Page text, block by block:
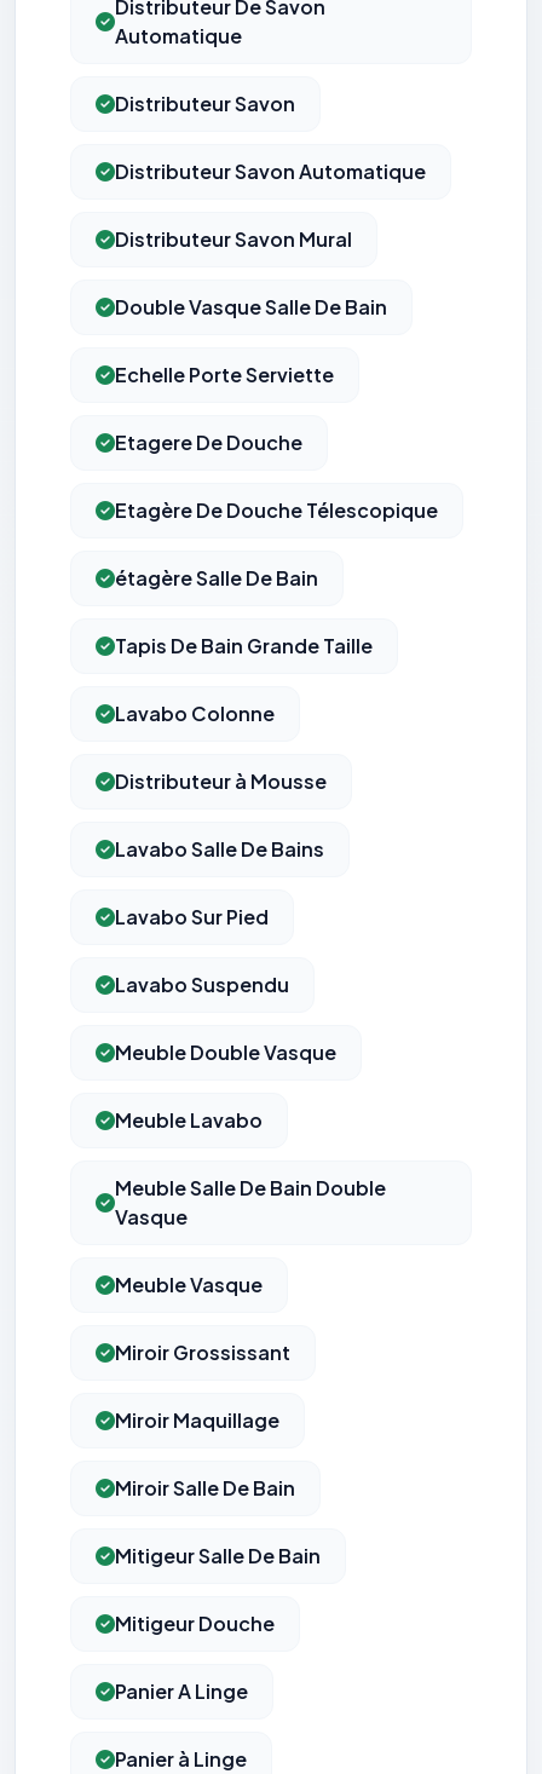
Distributeur De Savon
Automatique
Distributeur Savon
Distributeur Savon Automatique
Distributeur Savon Mural
Double Vasque Salle De Bain
Echelle Porte Serviette
Etagere De Douche
Etagère De Douche Télescopique
étagère Salle De Bain
Tapis De Bain Grande Taille
Lavabo Colonne
Distributeur à Mousse
Lavabo Salle De Bains
Lavabo Sur Pied
Lavabo Suspendu
Meuble Double Vasque
Meuble Lavabo
Meuble Salle De Bain Double
Vasque
Meuble Vasque
Miroir Grossissant
Miroir Maquillage
Miroir Salle De Bain
Mitigeur Salle De Bain
Mitigeur Douche
Panier A Linge
Panier à Linge